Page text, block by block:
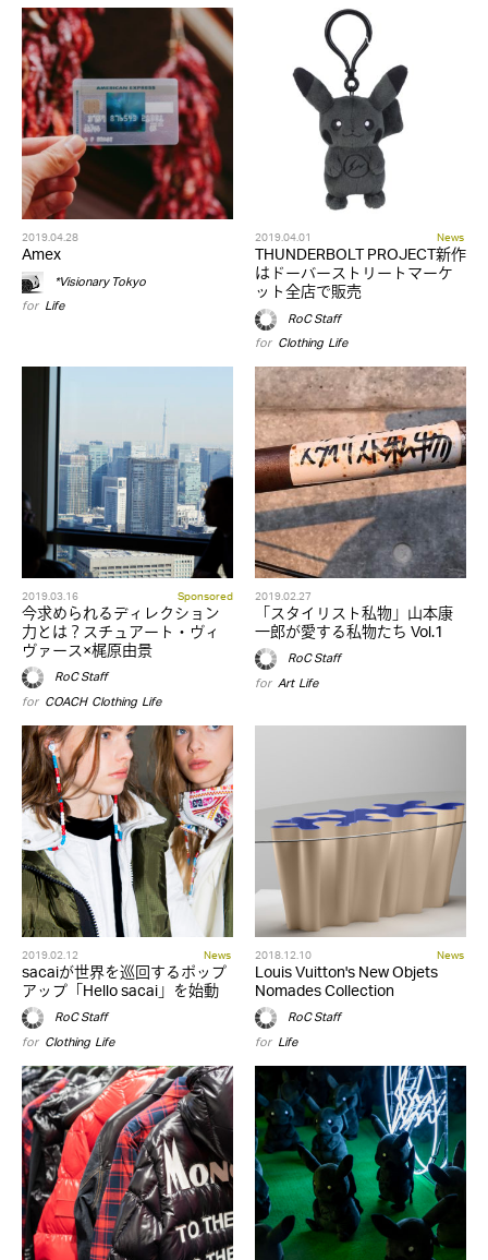
2019.04.28
Amex
*Visionary Tokyo
for Life
2019.04.01 News
THUNDERBOLT PROJECT新作
はドーバーストリートマーケ
ット全店で販売
RoC Staff
for Clothing,Life
2019.03.16 Sponsored
今求められるディレクション
力とは？スチュアート・ヴィ
ヴァース×梶原由景
RoC Staff
for COACH,Clothing,Life
2019.02.27
「スタイリスト私物」山本康
一郎が愛する私物たち Vol.1
RoC Staff
for Art,Life
2019.02.12 News
sacaiが世界を巡回するポップ
アップ「Hello sacai」を始動
RoC Staff
for Clothing,Life
2018.12.10 News
Louis Vuitton's New Objets
Nomades Collection
RoC Staff
for Life